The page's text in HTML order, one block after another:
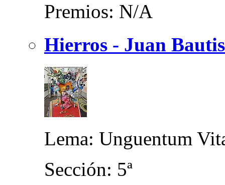
Premios: N/A
Hierros - Juan
Lema: Unguentum
Sección: 5ª